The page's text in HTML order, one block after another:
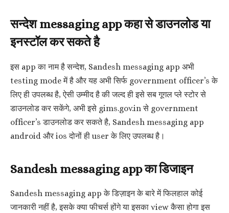
सन्देश messaging app कहा से डाउनलोड या
इनस्टॉल कर सकते है
इस app का नाम है सन्देश, Sandesh messaging app अभी
testing mode में है और यह अभी सिर्फ government officer’s के
लिए ही उपलब्ध है, ऐसी उम्मीद है की जल्द ही इसे सब गूगल प्ले स्टोर से
डाउनलोड कर सकेंगे, अभी इसे gims.gov.in से government
officer’s डाउनलोड कर सकते है, Sandesh messaging app
android और ios दोनों ही user के लिए उपलब्ध है।
Sandesh messaging app का डिजाइन
Sandesh messaging app के डिज़ाइन के बारे में फिलहाल कोई
जानकारी नहीं है, इसके क्या फीचर्स होंगे या इसका view कैसा होगा इस